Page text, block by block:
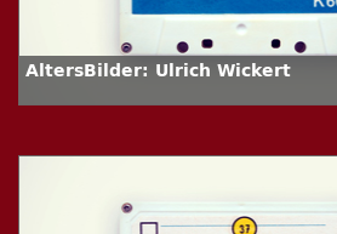
AltersBilder: Ulrich Wickert